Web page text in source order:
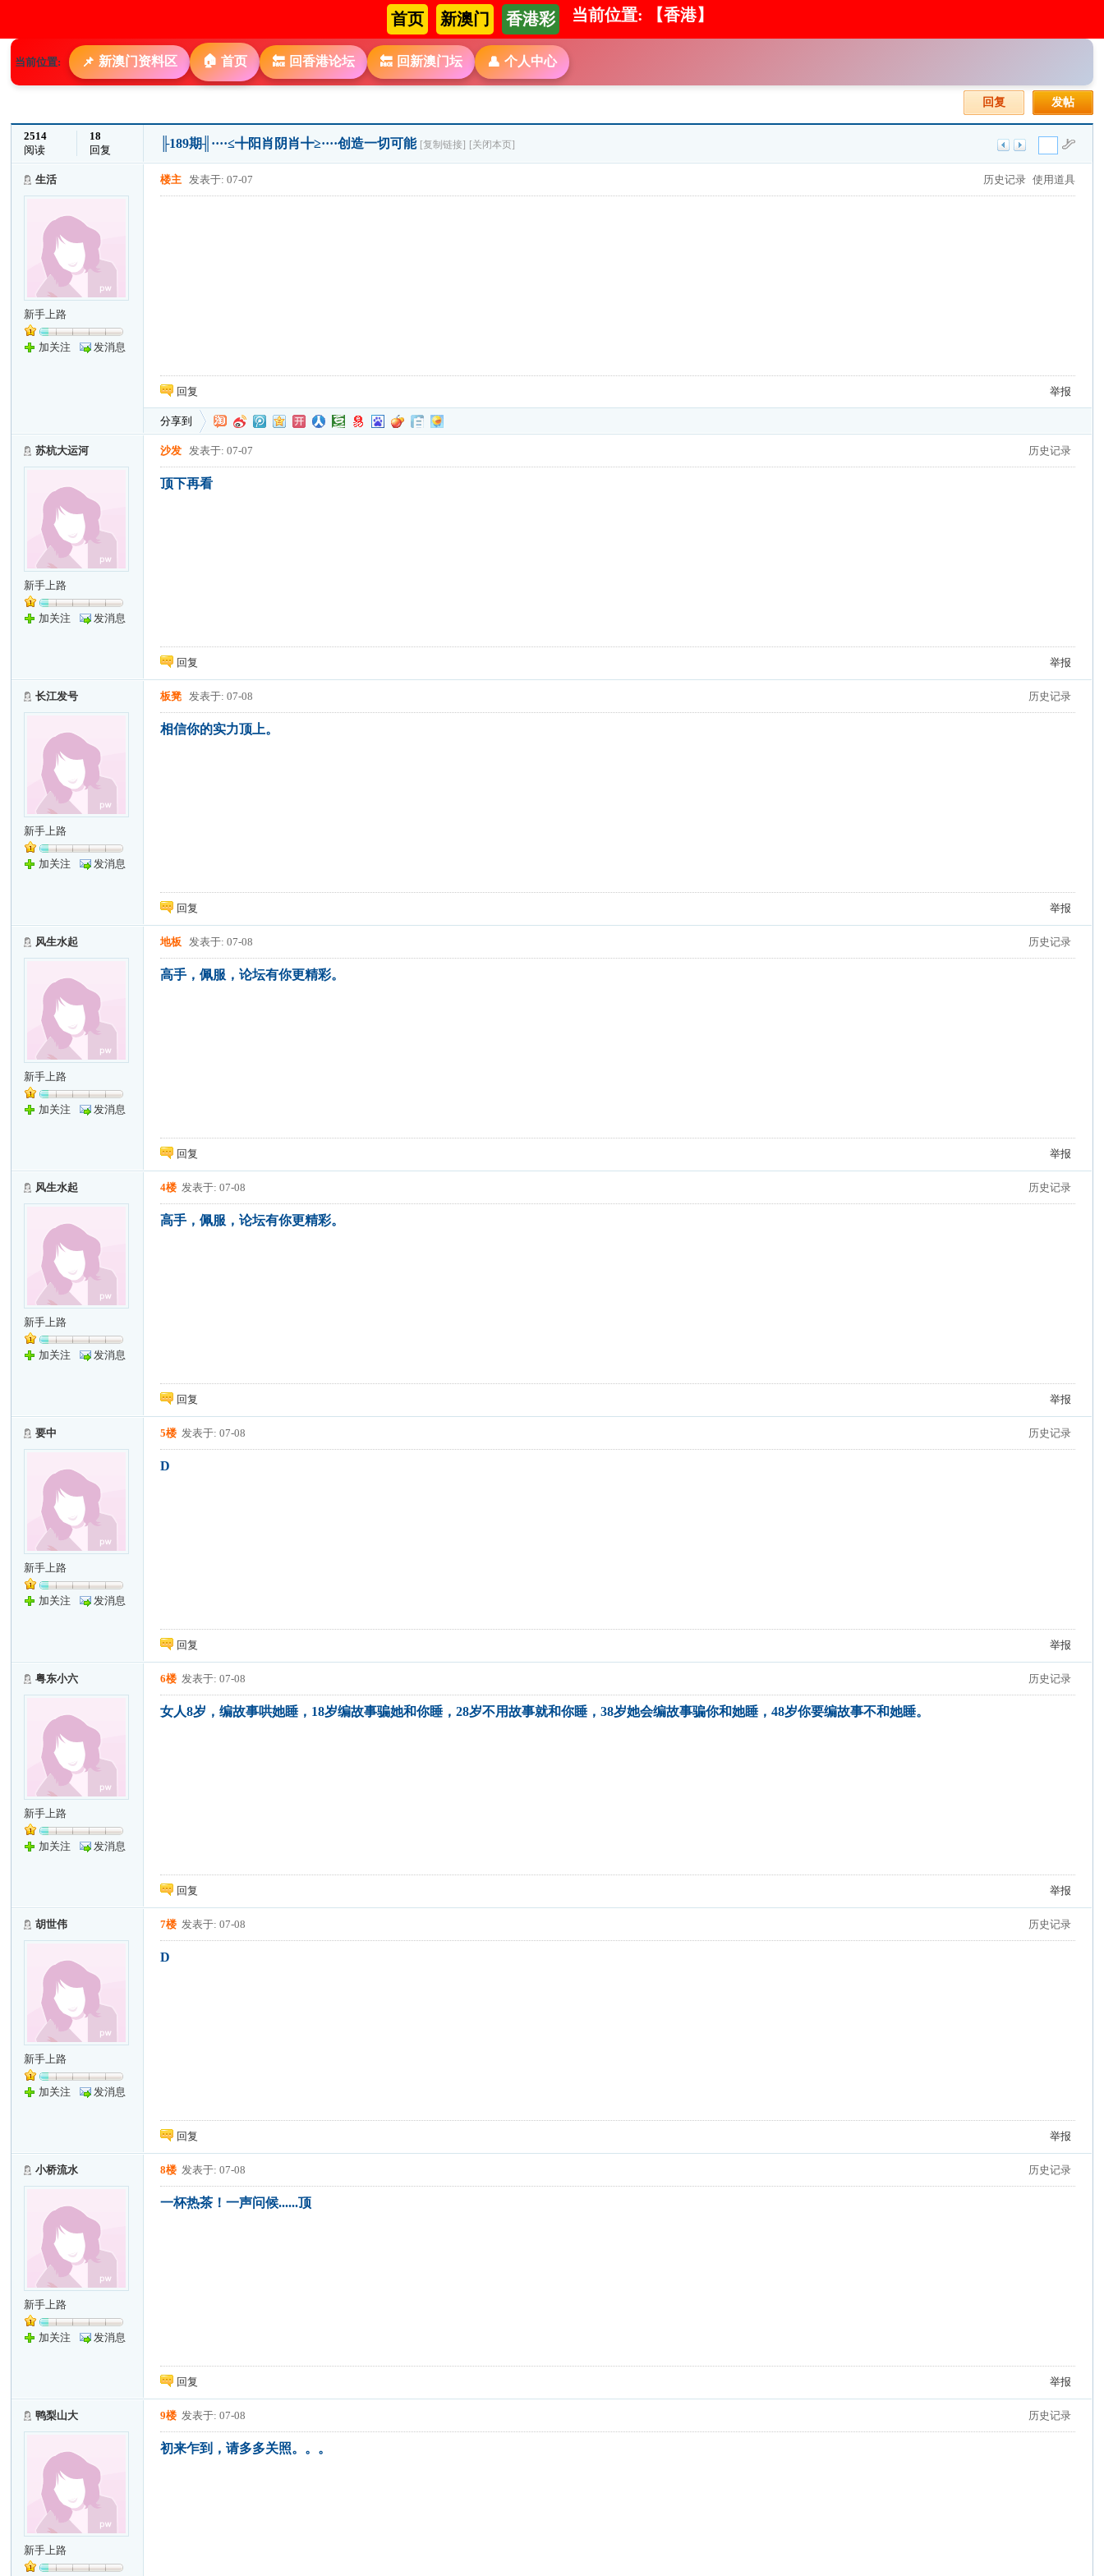
首页 新澳门 香港彩 当前位置: 【香港】
当前位置: 📌 新澳门资料区 🏠 首页 🔙 回香港论坛 🔙 回新澳门坛 👤 个人中心
发帖
回复
2514
阅读
18
回复
╟189期╢····≤╋阳肖阴肖╋≥····创造一切可能 [复制链接] [关闭本页]
生活
新手上路
加关注 发消息
历史记录 使用道具
楼主 发表于: 07-07
回复 举报
分享到
苏杭大运河
新手上路
加关注 发消息
历史记录
沙发 发表于: 07-07
顶下再看
回复 举报
长江发号
新手上路
加关注 发消息
历史记录
板凳 发表于: 07-08
相信你的实力顶上。
回复 举报
风生水起
新手上路
加关注 发消息
历史记录
地板 发表于: 07-08
高手，佩服，论坛有你更精彩。
回复 举报
风生水起
新手上路
加关注 发消息
历史记录
4楼 发表于: 07-08
高手，佩服，论坛有你更精彩。
回复 举报
要中
新手上路
加关注 发消息
历史记录
5楼 发表于: 07-08
D
回复 举报
粤东小六
新手上路
加关注 发消息
历史记录
6楼 发表于: 07-08
女人8岁，编故事哄她睡，18岁编故事骗她和你睡，28岁不用故事就和你睡，38岁她会编故事骗你和她睡，48岁你要编故事不和她睡。
回复 举报
胡世伟
新手上路
加关注 发消息
历史记录
7楼 发表于: 07-08
D
回复 举报
小桥流水
新手上路
加关注 发消息
历史记录
8楼 发表于: 07-08
一杯热茶！一声问候......顶
回复 举报
鸭梨山大
新手上路
历史记录
9楼 发表于: 07-08
初来乍到，请多多关照。。。